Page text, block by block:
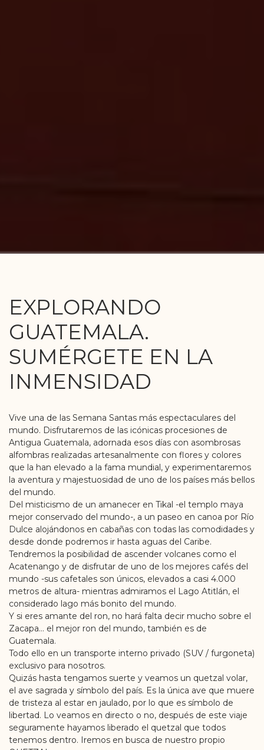
EXPLORANDO
GUATEMALA.
SUMÉRGETE EN LA
INMENSIDAD
Vive una de las Semana Santas más espectaculares del
mundo. Disfrutaremos de las icónicas procesiones de
Antigua Guatemala, adornada esos días con asombrosas
alfombras realizadas artesanalmente con flores y colores
que la han elevado a la fama mundial, y experimentaremos
la aventura y majestuosidad de uno de los países más bellos
del mundo.
Del misticismo de un amanecer en Tikal -el templo maya
mejor conservado del mundo-, a un paseo en canoa por Río
Dulce alojándonos en cabañas con todas las comodidades y
desde donde podremos ir hasta aguas del Caribe.
Tendremos la posibilidad de ascender volcanes como el
Acatenango y de disfrutar de uno de los mejores cafés del
mundo -sus cafetales son únicos, elevados a casi 4.000
metros de altura- mientras admiramos el Lago Atitlán, el
considerado lago más bonito del mundo.
Y si eres amante del ron, no hará falta decir mucho sobre el
Zacapa… el mejor ron del mundo, también es de
Guatemala.
Todo ello en un transporte interno privado (SUV / furgoneta)
exclusivo para nosotros.
Quizás hasta tengamos suerte y veamos un quetzal volar,
el ave sagrada y símbolo del país. Es la única ave que muere
de tristeza al estar en jaulado, por lo que es símbolo de
libertad. Lo veamos en directo o no, después de este viaje
seguramente hayamos liberado el quetzal que todos
tenemos dentro. Iremos en busca de nuestro propio